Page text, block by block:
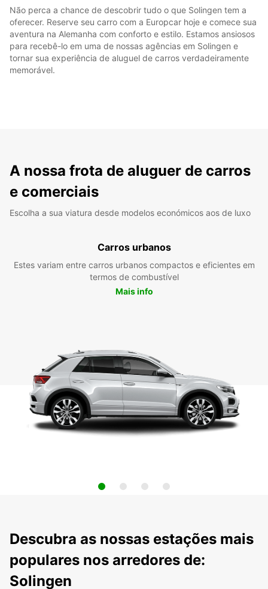
Não perca a chance de descobrir tudo o que Solingen tem a
oferecer. Reserve seu carro com a Europcar hoje e comece sua
aventura na Alemanha com conforto e estilo. Estamos ansiosos
para recebê-lo em uma de nossas agências em Solingen e
tornar sua experiência de aluguel de carros verdadeiramente
memorável.
A nossa frota de aluguer de carros
e comerciais
Escolha a sua viatura desde modelos económicos aos de luxo
Carros urbanos
Estes variam entre carros urbanos compactos e eficientes em
termos de combustível
Mais info
Descubra as nossas estações mais
populares nos arredores de:
Solingen